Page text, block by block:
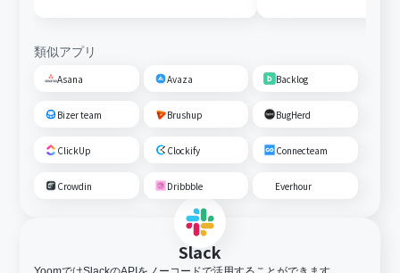
類似アプリ
Asana Avaza Backlog
Bizer team Brushup BugHerd
ClickUp Clockify Connecteam
Crowdin Dribbble Everhour
Slack